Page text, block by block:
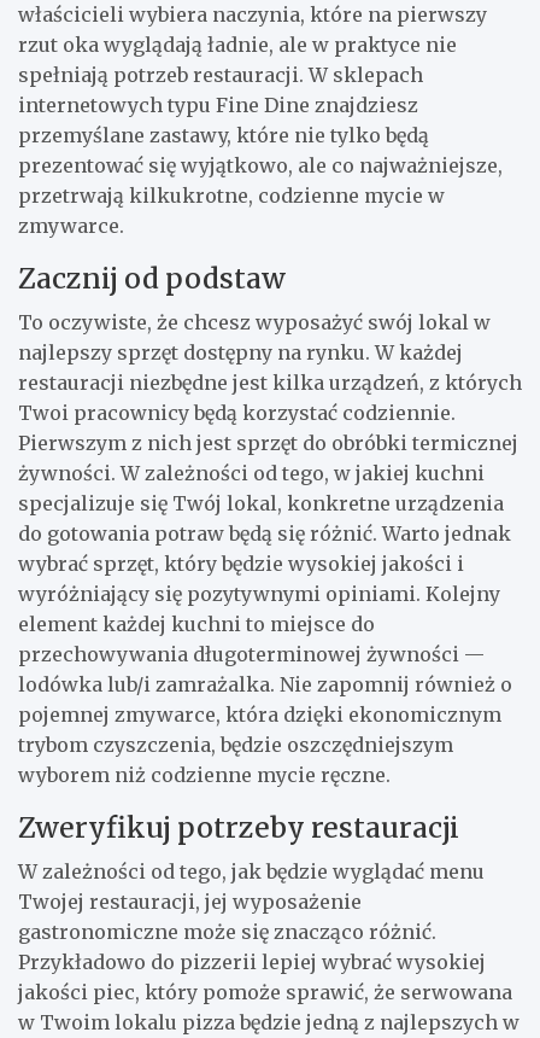
właścicieli wybiera naczynia, które na pierwszy
rzut oka wyglądają ładnie, ale w praktyce nie
spełniają potrzeb restauracji. W sklepach
internetowych typu Fine Dine znajdziesz
przemyślane zastawy, które nie tylko będą
prezentować się wyjątkowo, ale co najważniejsze,
przetrwają kilkukrotne, codzienne mycie w
zmywarce.
Zacznij od podstaw
To oczywiste, że chcesz wyposażyć swój lokal w
najlepszy sprzęt dostępny na rynku. W każdej
restauracji niezbędne jest kilka urządzeń, z których
Twoi pracownicy będą korzystać codziennie.
Pierwszym z nich jest sprzęt do obróbki termicznej
żywności. W zależności od tego, w jakiej kuchni
specjalizuje się Twój lokal, konkretne urządzenia
do gotowania potraw będą się różnić. Warto jednak
wybrać sprzęt, który będzie wysokiej jakości i
wyróżniający się pozytywnymi opiniami. Kolejny
element każdej kuchni to miejsce do
przechowywania długoterminowej żywności —
lodówka lub/i zamrażalka. Nie zapomnij również o
pojemnej zmywarce, która dzięki ekonomicznym
trybom czyszczenia, będzie oszczędniejszym
wyborem niż codzienne mycie ręczne.
Zweryfikuj potrzeby restauracji
W zależności od tego, jak będzie wyglądać menu
Twojej restauracji, jej wyposażenie
gastronomiczne może się znacząco różnić.
Przykładowo do pizzerii lepiej wybrać wysokiej
jakości piec, który pomoże sprawić, że serwowana
w Twoim lokalu pizza będzie jedną z najlepszych w